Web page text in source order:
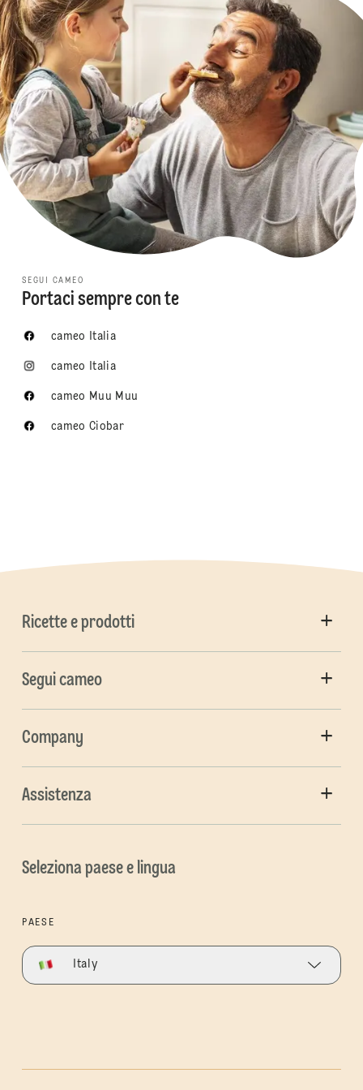
SEGUI CAMEO
Portaci sempre con te
cameo Italia
cameo Italia
cameo Muu Muu
cameo Ciobar
Ricette e prodotti
Segui cameo
Company
Assistenza
Seleziona paese e lingua
PAESE
Italy